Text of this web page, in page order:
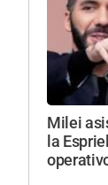
Milei
la